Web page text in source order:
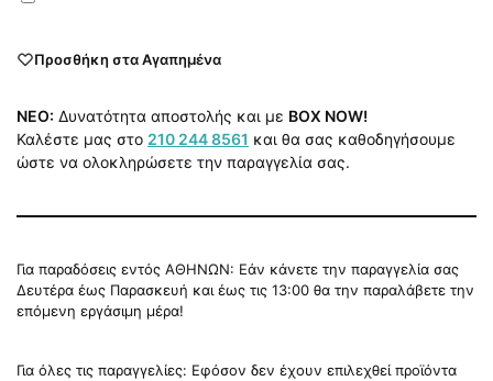
Προσθήκη στα Αγαπημένα
NEO: Δυνατότητα αποστολής και με BOX NOW!
Καλέστε μας στο 210 244 8561 και θα σας καθοδηγήσουμε
ώστε να ολοκληρώσετε την παραγγελία σας.
Για παραδόσεις εντός ΑΘΗΝΩΝ: Εάν κάνετε την παραγγελία σας
Δευτέρα έως Παρασκευή και έως τις 13:00 θα την παραλάβετε την
επόμενη εργάσιμη μέρα!
Για όλες τις παραγγελίες: Εφόσον δεν έχουν επιλεχθεί προϊόντα